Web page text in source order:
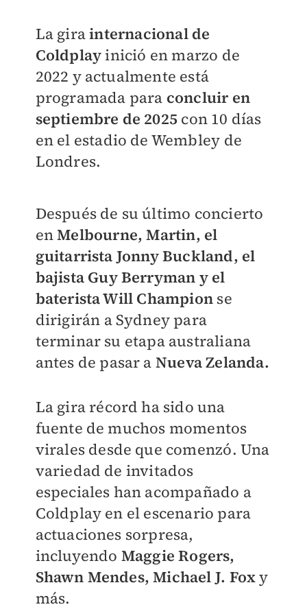
La girainternacional de
Coldplayinició en marzo de
2022 y actualmente está
programada para concluir en
septiembre de 2025 con 10 días
en el estadio de Wembley de
Londres.
Después de su último concierto
enMelbourne, Martin, el
guitarrista Jonny Buckland, el
bajista Guy Berryman y el
baterista Will Champion se
dirigirán a Sydney para
terminar su etapa australiana
antes de pasar a Nueva Zelanda.
La gira récord ha sido una
fuente de muchos momentos
virales desde que comenzó. Una
variedad de invitados
especiales han acompañado a
Coldplay en el escenario para
actuaciones sorpresa,
incluyendo Maggie Rogers,
Shawn Mendes, Michael J. Foxy
más.